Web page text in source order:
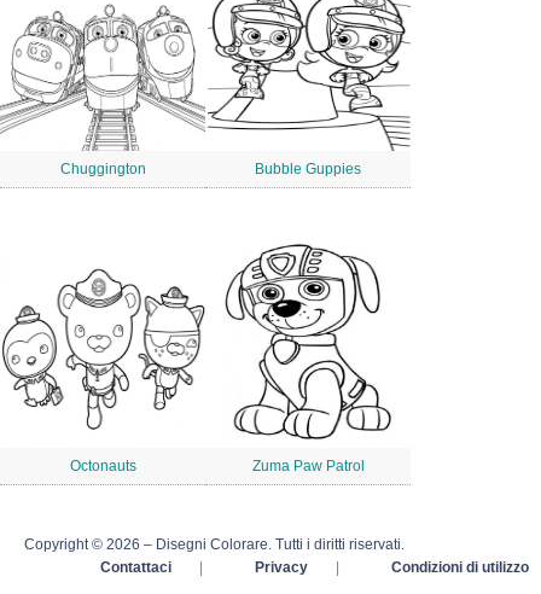
Chuggington Bubble Guppies
Octonauts Zuma Paw Patrol
Copyright © 2026 – Disegni Colorare. Tutti i diritti riservati.
Contattaci
Privacy Condizioni di utilizzo